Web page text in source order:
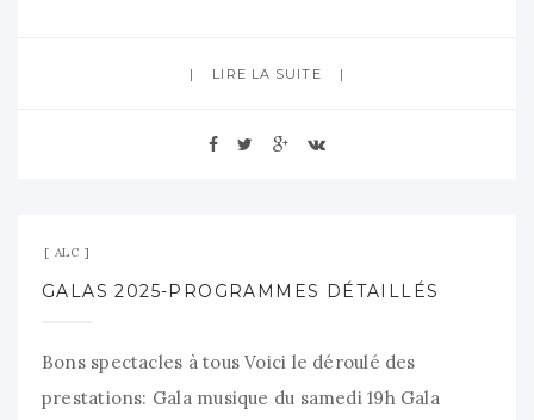
pour une séance d’inscriptions salle Colbert
d’inscriptions salle Colbert dimanche 7 septembre
LIRE LA SUITE
ALC
GALAS 2025-PROGRAMMES DÉTAILLÉS
Bons spectacles à tous Voici le déroulé des
prestations: Gala musique du samedi 19h Gala